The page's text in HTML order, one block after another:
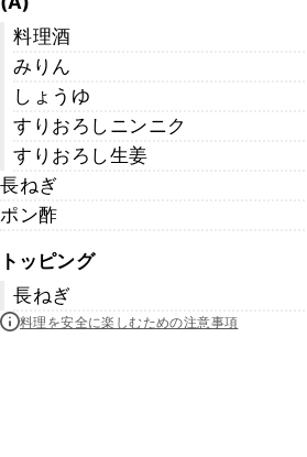
料理酒
みりん
しょうゆ
すりおろしニンニク
すりおろし生姜
長ねぎ
ポン酢
トッピング
長ねぎ
料理を安全に楽しむための注意事項